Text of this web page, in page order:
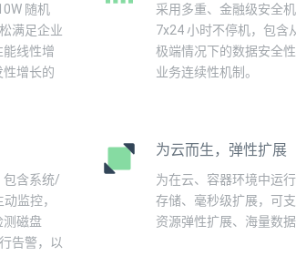
随机
满足企业
线性增
增长的
采用多重、金融级安全
7x24 小时不停机，包含
极端情况下的数据安全
业务连续性机制。
包含系统/
监控，
测磁盘
告警，以
为云而生，弹性扩展
为在云、容器环境中运
存储、毫秒级扩展，可
资源弹性扩展、海量数据